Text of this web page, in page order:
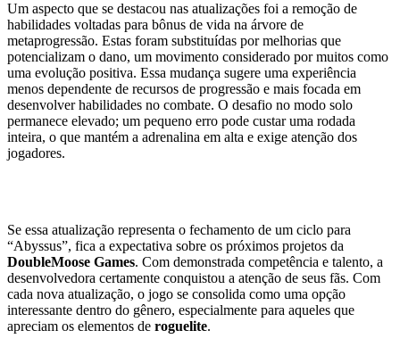
Um aspecto que se destacou nas atualizações foi a remoção de
habilidades voltadas para bônus de vida na árvore de
metaprogressão. Estas foram substituídas por melhorias que
potencializam o dano, um movimento considerado por muitos como
uma evolução positiva. Essa mudança sugere uma experiência
menos dependente de recursos de progressão e mais focada em
desenvolver habilidades no combate. O desafio no modo solo
permanece elevado; um pequeno erro pode custar uma rodada
inteira, o que mantém a adrenalina em alta e exige atenção dos
jogadores.
Se essa atualização representa o fechamento de um ciclo para
“Abyssus”, fica a expectativa sobre os próximos projetos da
DoubleMoose Games. Com demonstrada competência e talento, a
desenvolvedora certamente conquistou a atenção de seus fãs. Com
cada nova atualização, o jogo se consolida como uma opção
interessante dentro do gênero, especialmente para aqueles que
apreciam os elementos de roguelite.